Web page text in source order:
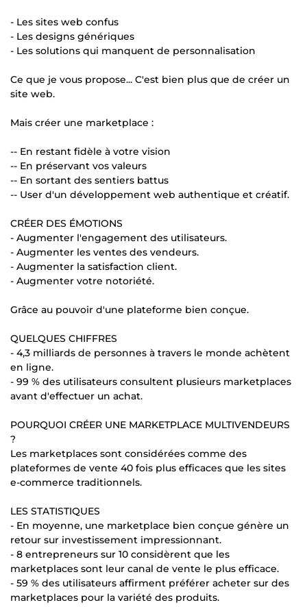
- Les sites web confus
- Les designs génériques
- Les solutions qui manquent de personnalisation
Ce que je vous propose... C'est bien plus que de créer un
site web.
Mais créer une marketplace :
-- En restant fidèle à votre vision
-- En préservant vos valeurs
-- En sortant des sentiers battus
-- User d'un développement web authentique et créatif.
CRÉER DES ÉMOTIONS
- Augmenter l'engagement des utilisateurs.
- Augmenter les ventes des vendeurs.
- Augmenter la satisfaction client.
- Augmenter votre notoriété.
Grâce au pouvoir d'une plateforme bien conçue.
QUELQUES CHIFFRES
- 4,3 milliards de personnes à travers le monde achètent
en ligne.
- 99 % des utilisateurs consultent plusieurs marketplaces
avant d'effectuer un achat.
POURQUOI CRÉER UNE MARKETPLACE MULTIVENDEURS
?
Les marketplaces sont considérées comme des
plateformes de vente 40 fois plus efficaces que les sites
e-commerce traditionnels.
LES STATISTIQUES
- En moyenne, une marketplace bien conçue génère un
retour sur investissement impressionnant.
- 8 entrepreneurs sur 10 considèrent que les
marketplaces sont leur canal de vente le plus efficace.
- 59 % des utilisateurs affirment préférer acheter sur des
marketplaces pour la variété des produits.